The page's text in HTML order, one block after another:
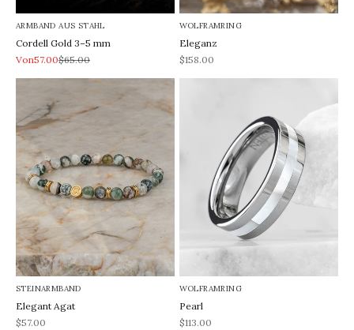
ARMBAND AUS STAHL
Cordell Gold 3–5 mm
REA-pris
Von57.00Pris
$65.00
WOLFRAMRING
Eleganz
REA-pris
$158.00
STEINARMBAND
Elegant Agat
REA-pris
$57.00
WOLFRAMRING
Pearl
REA-pris
$113.00